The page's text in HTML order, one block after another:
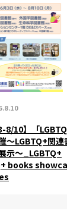
8/10】「
～LGBTQ+関連
示～_LGBTQ+
books